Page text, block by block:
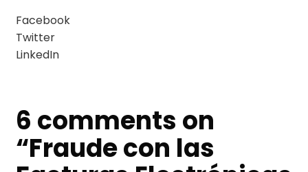
Facebook
Twitter
LinkedIn
6 comments on
“Fraude con las